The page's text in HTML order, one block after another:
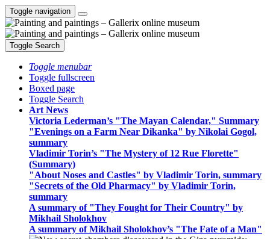
Toggle navigation
Toggle Search
Toggle menubar
Toggle fullscreen
Boxed page
Toggle Search
Art News
Victoria Lederman’s "The Mayan Calendar," Summary
"Evenings on a Farm Near Dikanka" by Nikolai Gogol,
summary
Vladimir Torin’s "The Mystery of 12 Rue Florette"
(Summary)
"About Noses and Castles" by Vladimir Torin, summary
"Secrets of the Old Pharmacy" by Vladimir Torin,
summary
A summary of "They Fought for Their Country" by
Mikhail Sholokhov
A summary of Mikhail Sholokhov’s "The Fate of a Man"